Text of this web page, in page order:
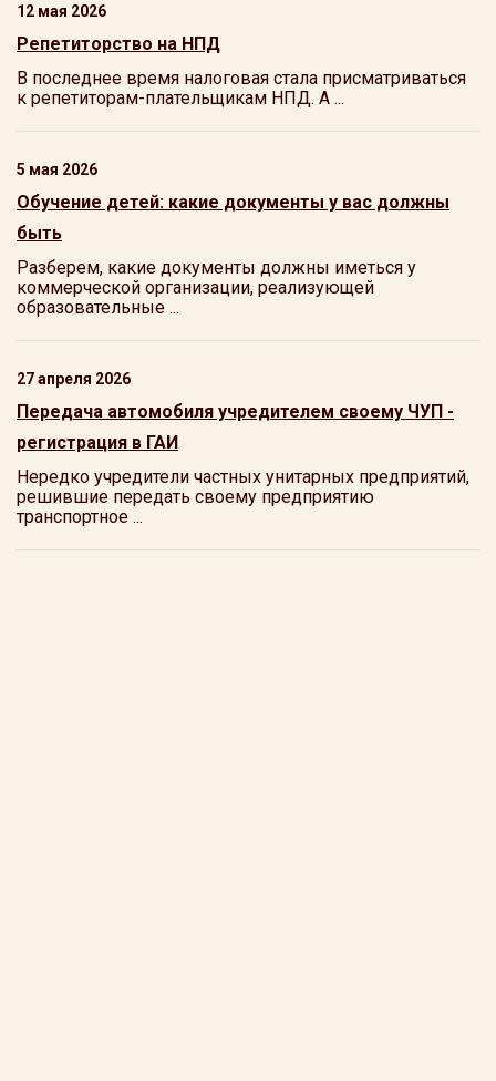
12 мая 2026
Репетиторство на НПД
В последнее время налоговая стала присматриваться
к репетиторам-плательщикам НПД. А ...
5 мая 2026
Обучение детей: какие документы у вас должны
быть
Разберем, какие документы должны иметься у
коммерческой организации, реализующей
образовательные ...
27 апреля 2026
Передача автомобиля учредителем своему ЧУП -
регистрация в ГАИ
Нередко учредители частных унитарных предприятий,
решившие передать своему предприятию
транспортное ...